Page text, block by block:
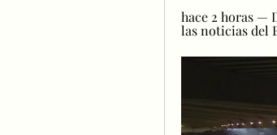
hace 2 horas —
las noticias del